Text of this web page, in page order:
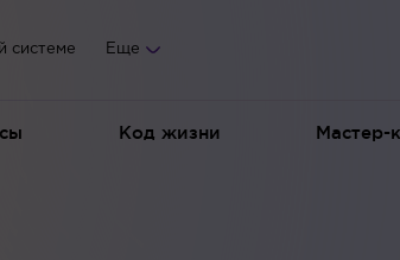
Код жизни Мастер-
системе Еще